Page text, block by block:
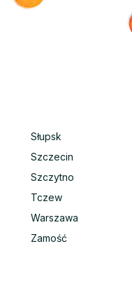
Słupsk
Szczecin
Szczytno
Tczew
Warszawa
Zamość